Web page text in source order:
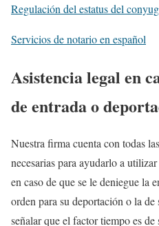
Regulación del estatus del
Servicios de notario en español
Asistencia legal en
de entrada o
Nuestra firma cuenta con todas
necesarias para ayudarlo a
en caso de que se le deniegue la
orden para su deportación o la
señalar que el factor tiempo es